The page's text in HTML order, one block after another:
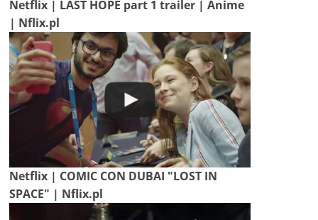
Netflix | LAST HOPE part 1 trailer | Anime
| Nflix.pl
Netflix | COMIC CON DUBAI "LOST IN
SPACE" | Nflix.pl